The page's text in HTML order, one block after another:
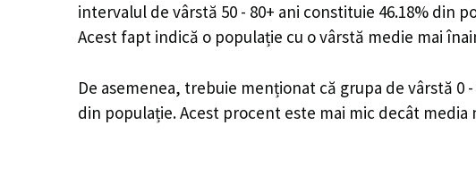
intervalul de vârstă 50 - 80+ ani constituie 46.18% din
Acest fapt indică o populație cu o vârstă medie mai
De asemenea, trebuie menționat că grupa de vârstă
din populație. Acest procent este mai mic decât media